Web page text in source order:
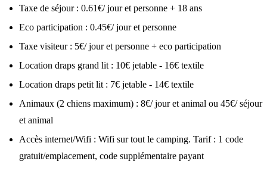
Taxe de séjour : 0.61€/ jour et personne + 18 ans
Eco participation : 0.45€/ jour et personne
Taxe visiteur : 5€/ jour et personne + eco participation
Location draps grand lit : 10€ jetable - 16€ textile
Location draps petit lit : 7€ jetable - 14€ textile
Animaux (2 chiens maximum) : 8€/ jour et animal ou 45€/ séjour
et animal
Accès internet/Wifi : Wifi sur tout le camping. Tarif : 1 code
gratuit/emplacement, code supplémentaire payant